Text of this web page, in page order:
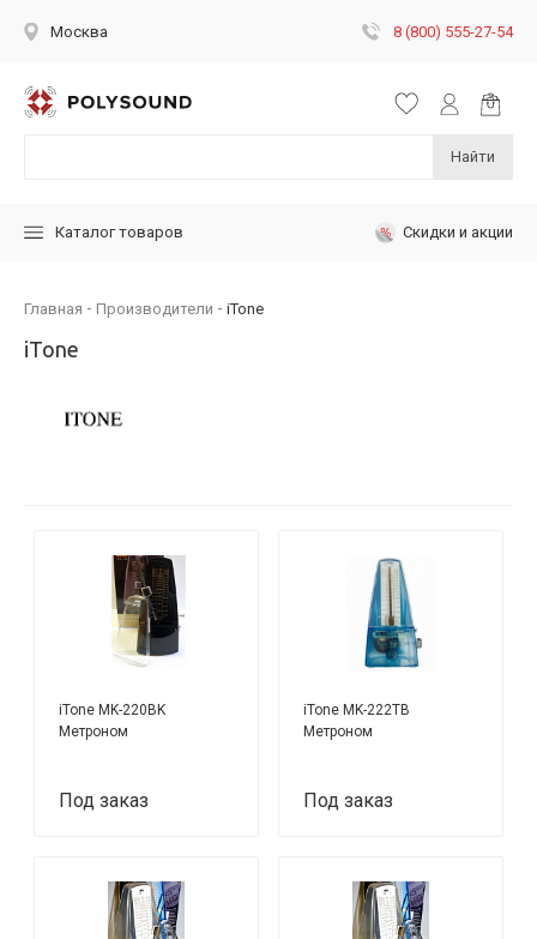
Москва 8 (800) 555-27-54
Найти
Каталог товаров Скидки и акции
Главная Производители iTone
iTone
iTone MK-220BK
Метроном
Под заказ
iTone MK-222TB
Метроном
Под заказ